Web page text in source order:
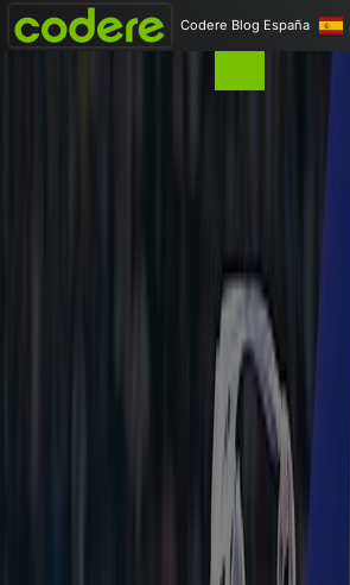
Codere Blog España